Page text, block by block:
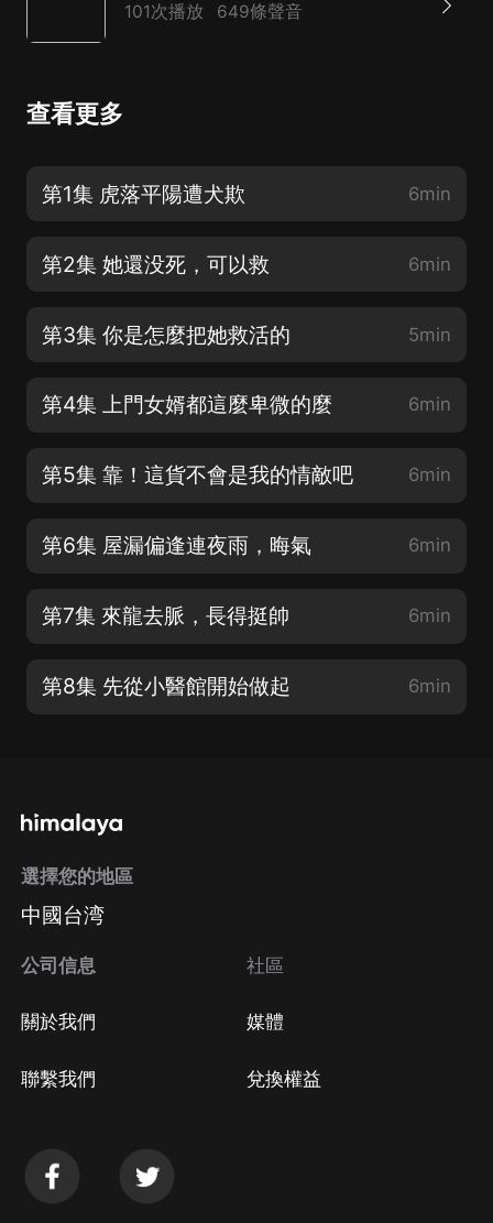
101次播放 649條聲音
查看更多
第1集 虎落平陽遭犬欺 6min
第2集 她還没死，可以救 6min
第3集 你是怎麼把她救活的 5min
第4集 上門女婿都這麼卑微的麼 6min
第5集 靠！這貨不會是我的情敵吧 6min
第6集 屋漏偏逢連夜雨，晦氣 6min
第7集 來龍去脈，長得挺帥 6min
第8集 先從小醫館開始做起 6min
選擇您的地區
中國台湾
公司信息
關於我們
聯繫我們
社區
媒體
兌換權益